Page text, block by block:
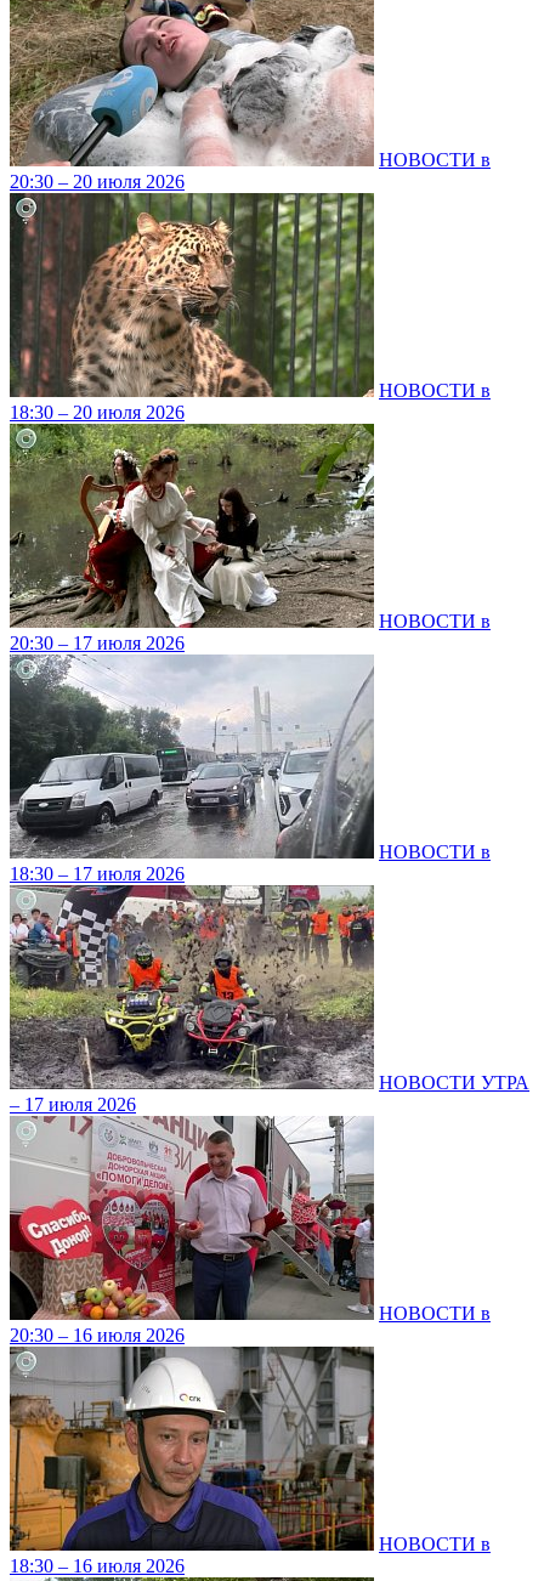
НОВОСТИ в
20:30 – 20 июля 2026
НОВОСТИ в
18:30 – 20 июля 2026
НОВОСТИ в
20:30 – 17 июля 2026
НОВОСТИ в
18:30 – 17 июля 2026
НОВОСТИ УТРА
– 17 июля 2026
НОВОСТИ в
20:30 – 16 июля 2026
НОВОСТИ в
18:30 – 16 июля 2026